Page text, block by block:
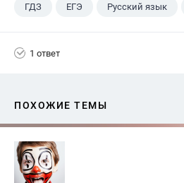
ГДЗ ЕГЭ Русский язык
1 ответ
ПОХОЖИЕ ТЕМЫ